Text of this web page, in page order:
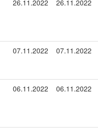
26.11.2022 26.11.2022
07.11.2022 07.11.2022
06.11.2022 06.11.2022